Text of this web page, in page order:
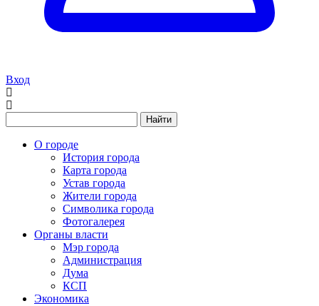
Вход
Найти
О городе
История города
Карта города
Устав города
Жители города
Символика города
Фотогалерея
Органы власти
Мэр города
Администрация
Дума
КСП
Экономика